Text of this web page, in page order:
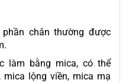
chân thường được
làm bằng mica, có thể
lộng viền, mica mạ